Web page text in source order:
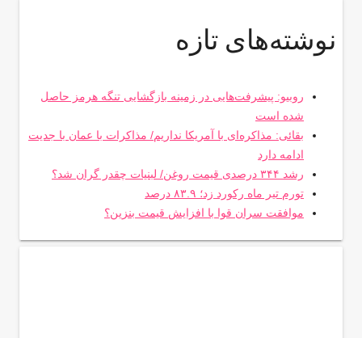
نوشته‌های تازه
روبیو: پیشرفت‌هایی در زمینه بازگشایی تنگه هرمز حاصل
شده است
بقائی: مذاکره‌ای با آمریکا نداریم/ مذاکرات با عمان با جدیت
ادامه دارد
رشد ۳۴۴ درصدی قیمت روغن/ لبنیات چقدر گران شد؟
تورم تیر ماه رکورد زد؛ ۸۳.۹ درصد
موافقت سران قوا با افزایش قیمت بنزین؟